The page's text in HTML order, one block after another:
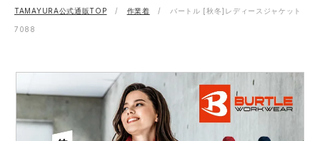
事務服・オフィスウェア
防寒着
安全靴スニーカーランキング
アシックス安全靴ランキング
ミズノ安全靴ランキング
プーマ コンバース（CONVERSE）
アイズフロンティア TSDESIGN
アイトス株式会社
製造・工場作業服
大工・鳶作業服
農作業服
TAMAYURA公式通販TOP 作業着 バートル [秋冬]レディースジャケット
7088